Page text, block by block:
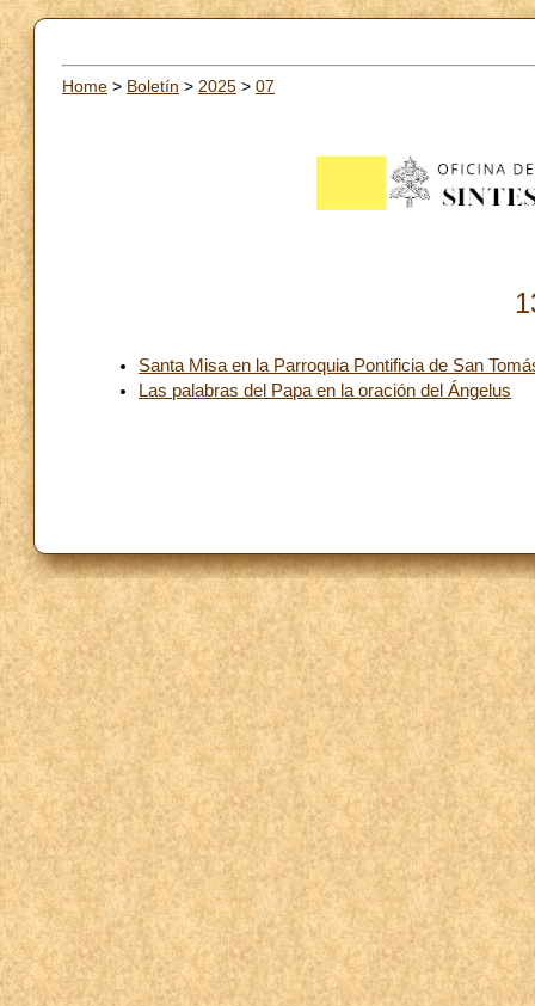
Home > Boletín > 2025 > 07
Santa Misa en la Parroquia Pontificia de San
Las palabras del Papa en la oración del Ángelus